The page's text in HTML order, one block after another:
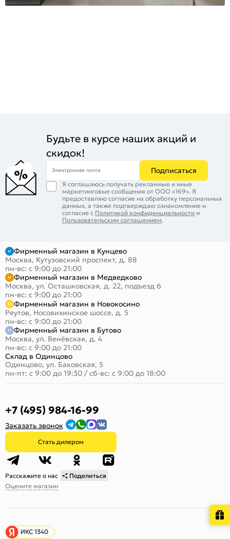
Будьте в курсе наших акций и
скидок!
Электронная почта Подписаться
Я соглашаюсь получать рекламные и иные
маркетинговые сообщения от ООО «169». Я
предоставляю согласие на обработку персональных
данных, а также подтверждаю ознакомление и
согласие с Политикой конфиденциальности и
Пользовательским соглашением.
Фирменный магазин в Кунцево
Москва, Кутузовский проспект, д. 88
пн-вс: с 9:00 до 21:00
Фирменный магазин в Медведково
Москва, ул. Осташковская, д. 22, подъезд 6
пн-вс: с 9:00 до 21:00
Фирменный магазин в Новокосино
Реутов, Носовихинское шоссе, д. 5
пн-вс: с 9:00 до 21:00
Фирменный магазин в Бутово
Москва, ул. Венёвская, д. 4
пн-вс: с 9:00 до 21:00
Склад в Одинцово
Одинцово, ул. Баковская, 5
пн-пт: с 9:00 до 19:30 / сб-вс: с 9:00 до 18:00
+7 (495) 984-16-99
Заказать звонок
Стать дилером
Расскажите о нас
Поделиться
Оцените магазин
ИКС 1340